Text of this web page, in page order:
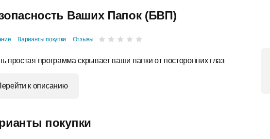
Ваших Папок (БВП)
Варианты покупки Отзывы
простая программа скрывает ваши папки от посторонних глаз
к описанию
покупки